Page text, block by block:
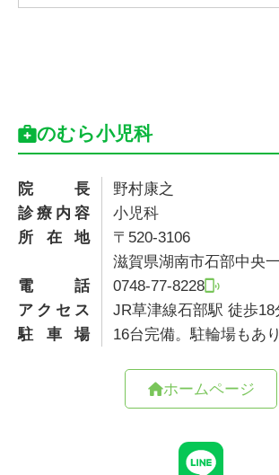
のむら小児科
院長
野村康之
診療内容
小児科
所在地
〒520-3106
滋賀県湖南市石部中央
電話
0748-77-8228
アクセス
JR草津線石部駅 徒歩18
駐車場
16台完備。駐輪場もあり
ホームページ